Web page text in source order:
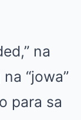
na
“jowa”
para sa